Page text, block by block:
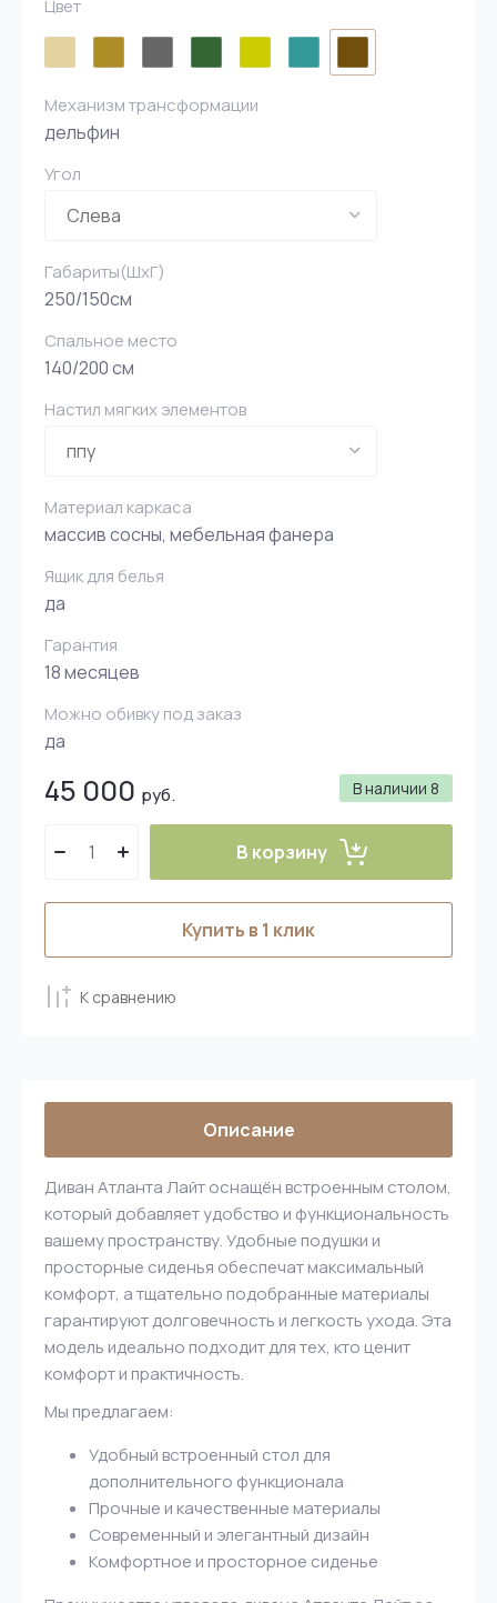
Цвет
Механизм трансформации
дельфин
Угол
Габариты(ШxГ)
250/150см
Спальное место
140/200 см
Настил мягких элементов
Материал каркаса
массив сосны, мебельная фанера
Ящик для белья
да
Гарантия
18 месяцев
Можно обивку под заказ
да
В наличии 8
45 000 руб.
В корзину
Купить в 1 клик
К сравнению
Описание
Диван Атланта Лайт оснащён встроенным столом,
который добавляет удобство и функциональность
вашему пространству. Удобные подушки и
просторные сиденья обеспечат максимальный
комфорт, а тщательно подобранные материалы
гарантируют долговечность и легкость ухода. Эта
модель идеально подходит для тех, кто ценит
комфорт и практичность.
Мы предлагаем:
Удобный встроенный стол для
дополнительного функционала
Прочные и качественные материалы
Современный и элегантный дизайн
Комфортное и просторное сиденье